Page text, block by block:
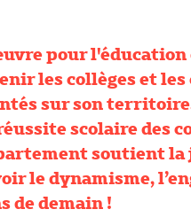
pour l'éducation
les collèges et
sur son
scolaire des
soutient la
le dynamisme,
de demain !